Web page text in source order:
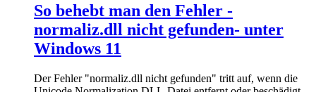
So behebt man den Fehler -
normaliz.dll nicht gefunden- unter
Windows 11
Der Fehler "normaliz.dll nicht gefunden" tritt auf, wenn die